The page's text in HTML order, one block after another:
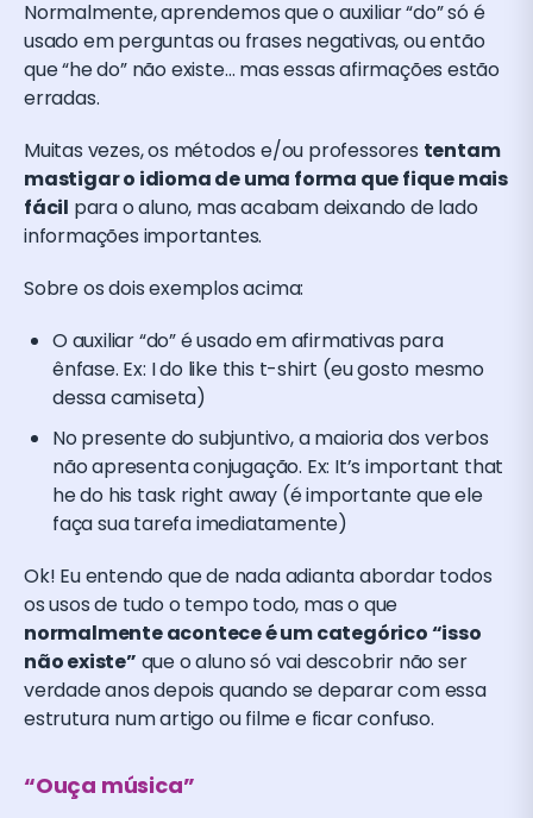
Normalmente, aprendemos que o auxiliar “do” só é
usado em perguntas ou frases negativas, ou então
que “he do” não existe… mas essas afirmações estão
erradas.
Muitas vezes, os métodos e/ou professores tentam
mastigar o idioma de uma forma que fique mais
fácil para o aluno, mas acabam deixando de lado
informações importantes.
Sobre os dois exemplos acima:
O auxiliar “do” é usado em afirmativas para
ênfase. Ex: I do like this t-shirt (eu gosto mesmo
dessa camiseta)
No presente do subjuntivo, a maioria dos verbos
não apresenta conjugação. Ex: It’s important that
he do his task right away (é importante que ele
faça sua tarefa imediatamente)
Ok! Eu entendo que de nada adianta abordar todos
os usos de tudo o tempo todo, mas o que
normalmente acontece é um categórico “isso
não existe” que o aluno só vai descobrir não ser
verdade anos depois quando se deparar com essa
estrutura num artigo ou filme e ficar confuso.
“Ouça música”